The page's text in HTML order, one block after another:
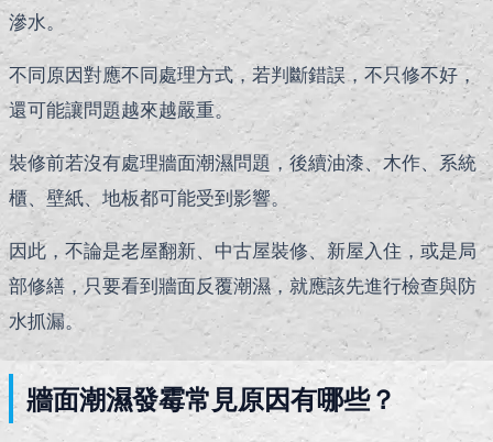
滲水。
不同原因對應不同處理方式，若判斷錯誤，不只修不好，
還可能讓問題越來越嚴重。
裝修前若沒有處理牆面潮濕問題，後續油漆、木作、系統
櫃、壁紙、地板都可能受到影響。
因此，不論是老屋翻新、中古屋裝修、新屋入住，或是局
部修繕，只要看到牆面反覆潮濕，就應該先進行檢查與防
水抓漏。
牆面潮濕發霉常見原因有哪些？